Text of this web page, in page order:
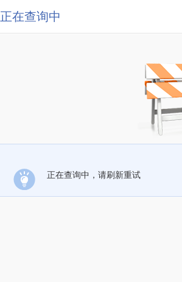
正在查询中
正在查询中，请刷新重试